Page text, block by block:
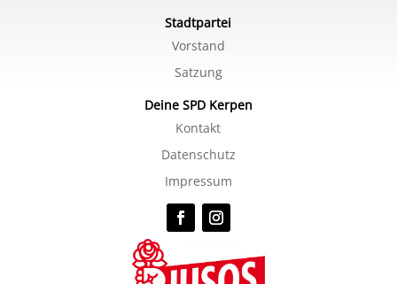
Stadtpartei
Vorstand
Satzung
Deine SPD Kerpen
Kontakt
Datenschutz
Impressum